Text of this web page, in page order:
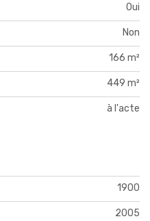
Oui
Non
166 m²
449 m²
à l'acte
1900
2005